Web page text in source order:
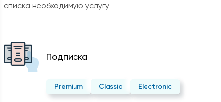
списка необходимую услугу
Подписка
Premium Classic Electronic